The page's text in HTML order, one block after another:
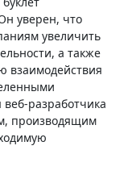
уверен, что
увеличить
а также
взаимодействия
разработчика
производящим